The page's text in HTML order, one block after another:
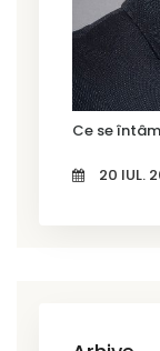
Ce se
20 IUL.